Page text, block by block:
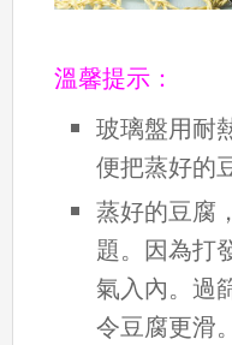
溫馨提示：
玻璃盤用耐
便把蒸好的
蒸好的豆腐
題。因為打
氣入內。過
令豆腐更滑。